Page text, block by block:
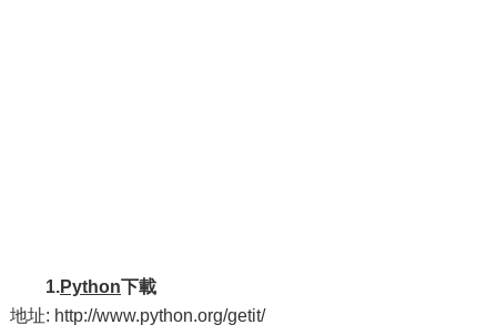
1.Python下載
地址: http://www.python.org/getit/